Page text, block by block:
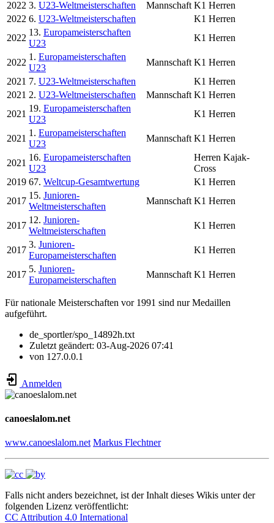
2022 3. U23-Weltmeisterschaften Mannschaft K1 Herren
2022 6. U23-Weltmeisterschaften
K1 Herren
2022
13. Europameisterschaften
U23
K1 Herren
2022
1. Europameisterschaften
U23
Mannschaft K1 Herren
2021 7. U23-Weltmeisterschaften
K1 Herren
2021 2. U23-Weltmeisterschaften Mannschaft K1 Herren
2021
19. Europameisterschaften
U23
K1 Herren
2021
1. Europameisterschaften
U23
Mannschaft K1 Herren
2021
16. Europameisterschaften
U23
Herren Kajak-
Cross
2019 67. Weltcup-Gesamtwertung
K1 Herren
2017
15. Junioren-
Weltmeisterschaften
Mannschaft K1 Herren
2017
12. Junioren-
Weltmeisterschaften
K1 Herren
2017
3. Junioren-
Europameisterschaften
K1 Herren
2017
5. Junioren-
Europameisterschaften
Mannschaft K1 Herren
Für nationale Meisterschaften vor 1991 sind nur Medaillen
aufgeführt.
de_sportler/spo_14892h.txt
Zuletzt geändert: 03-Aug-2026 07:41
von 127.0.0.1
Anmelden
canoeslalom.net
www.canoeslalom.net Markus Flechtner
Falls nicht anders bezeichnet, ist der Inhalt dieses Wikis unter der
folgenden Lizenz veröffentlicht:
CC Attribution 4.0 International